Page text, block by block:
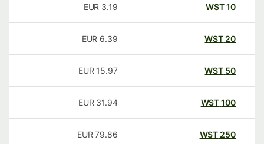
WST
3.19
EUR
20
WST
6.39
EUR
50
WST
15.97
EUR
100
WST
31.94
EUR
250
WST
79.86
EUR